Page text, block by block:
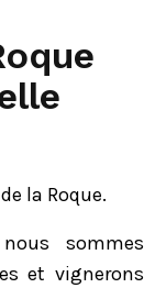
la Roque.
sommes
et vignerons